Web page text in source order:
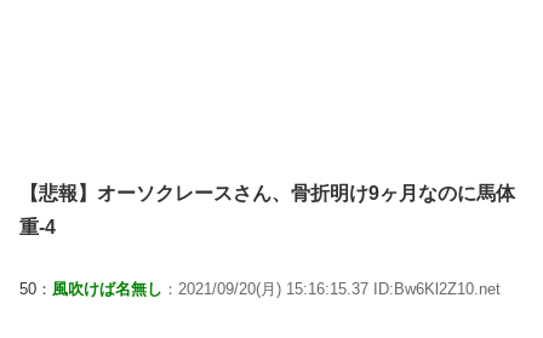
【悲報】オーソクレースさん、骨折明け9ヶ月なのに馬体
重-4
50： 風吹けば名無し ：2021/09/20(月) 15:16:15.37 ID:Bw6Kl2Z10.net